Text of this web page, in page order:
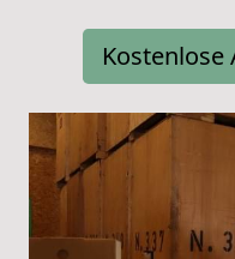
Kostenlose